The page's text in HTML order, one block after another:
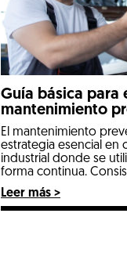
Guía básica para
mantenimiento
maquinaria
El mantenimiento
estrategia esencial en
industrial donde se
forma continua.
revisiones, ajustes y
planificadas para
reducir tiempos de
Leer más >